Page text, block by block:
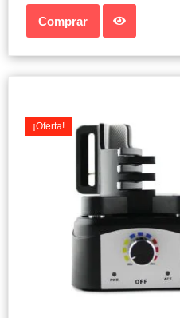
Comprar
¡Oferta!
$69.990.$59.900.